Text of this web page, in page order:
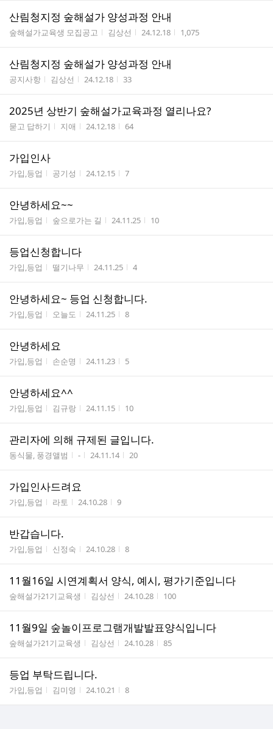
산림청지정 숲해설가 양성과정 안내
게시판명
숲해설가교육생 모집공고 작성자
김상선 작성시간
24.12.18 조회수
1,075
산림청지정 숲해설가 양성과정 안내
게시판명
공지사항 작성자
김상선 작성시간
24.12.18 조회수
33
2025년 상반기 숲해설가교육과정 열리나요?
게시판명
묻고 답하기 작성자
지애 작성시간
24.12.18 조회수
64
가입인사
게시판명
가입,등업 작성자
공기성 작성시간
24.12.15 조회수
7
안녕하세요~~
게시판명
가입,등업 작성자
숲으로가는 길 작성시간
24.11.25 조회수
10
등업신청합니다
게시판명
가입,등업 작성자
떨기나무 작성시간
24.11.25 조회수
4
안녕하세요~ 등업 신청합니다.
게시판명
가입,등업 작성자
오늘도 작성시간
24.11.25 조회수
8
안녕하세요
게시판명
가입,등업 작성자
손순명 작성시간
24.11.23 조회수
5
안녕하세요^^
게시판명
가입,등업 작성자
김규랑 작성시간
24.11.15 조회수
10
관리자에 의해 규제된 글입니다.
게시판명
동식물, 풍경앨범 작성자
- 작성시간
24.11.14 조회수
20
가입인사드려요
게시판명
가입,등업 작성자
라토 작성시간
24.10.28 조회수
9
반갑습니다.
게시판명
가입,등업 작성자
신정숙 작성시간
24.10.28 조회수
8
11월16일 시연계획서 양식, 예시, 평가기준입니다
게시판명
숲해설가21기교육생 작성자
김상선 작성시간
24.10.28 조회수
100
11월9일 숲놀이프로그램개발발표양식입니다
게시판명
숲해설가21기교육생 작성자
김상선 작성시간
24.10.28 조회수
85
등업 부탁드립니다.
게시판명
가입,등업 작성자
김미영 작성시간
24.10.21 조회수
8